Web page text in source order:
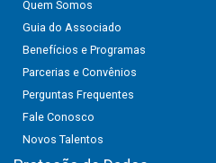
Quem Somos
Guia do Associado
Benefícios e Programas
Parcerias e Convênios
Perguntas Frequentes
Fale Conosco
Novos Talentos